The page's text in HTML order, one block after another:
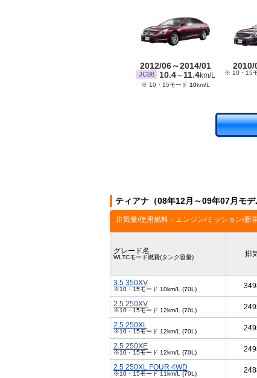
2012/06～2014/01
JC08 10.4～11.4km/L
※ 10・15モード 10km/L
2010/
※ 10・15
ティアナ（08年12月～09年07月モ
排気量/使用燃料・エンジン/ミッション/新
グレード名
WLTCモード燃費(タンク容量) 排
3.5 350XV
※10・15モード 10km/L (70L)
2.5 250XV
※10・15モード 12km/L (70L)
2.5 250XL
※10・15モード 12km/L (70L)
2.5 250XE
※10・15モード 12km/L (70L)
2.5 250XL FOUR 4WD
※10・15モード 11km/L (70L)